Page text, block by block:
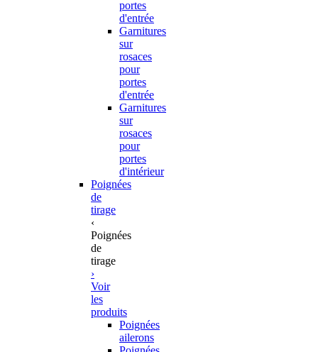
portes
d'entrée
Garnitures
sur
rosaces
pour
portes
d'entrée
Garnitures
sur
rosaces
pour
portes
d'intérieur
Poignées
de
tirage
‹
Poignées
de
tirage
›
Voir
les
produits
Poignées
ailerons